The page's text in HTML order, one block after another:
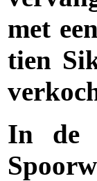
met
tien
In de